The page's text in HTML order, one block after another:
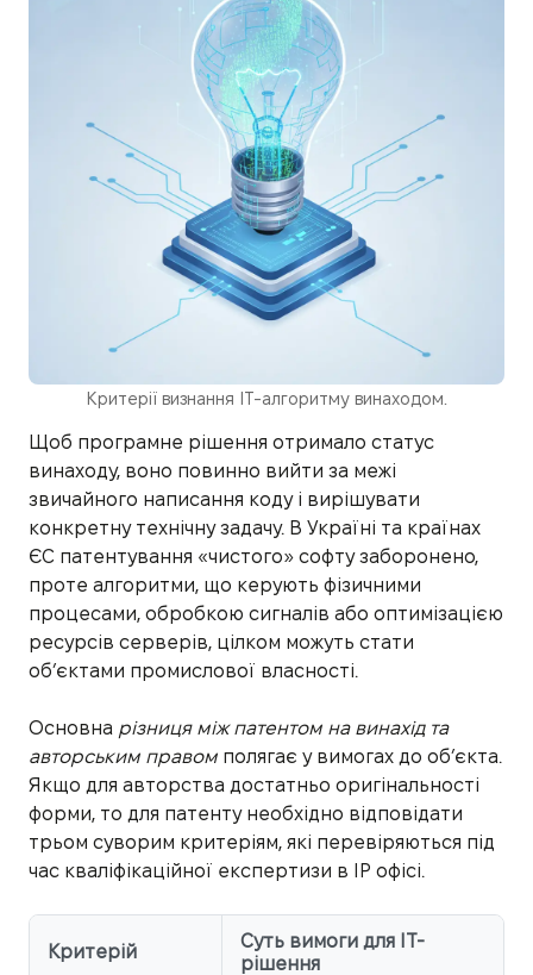
Критерії визнання IT-алгоритму винаходом.
Щоб програмне рішення отримало статус
винаходу, воно повинно вийти за межі
звичайного написання коду і вирішувати
конкретну технічну задачу. В Україні та країнах
ЄС патентування «чистого» софту заборонено,
проте алгоритми, що керують фізичними
процесами, обробкою сигналів або оптимізацією
ресурсів серверів, цілком можуть стати
об’єктами промислової власності.
Основна різниця між патентом на винахід та
авторським правом полягає у вимогах до об’єкта.
Якщо для авторства достатньо оригінальності
форми, то для патенту необхідно відповідати
трьом суворим критеріям, які перевіряються під
час кваліфікаційної експертизи в IP офісі.
Критерій
Суть вимоги для IT-
рішення